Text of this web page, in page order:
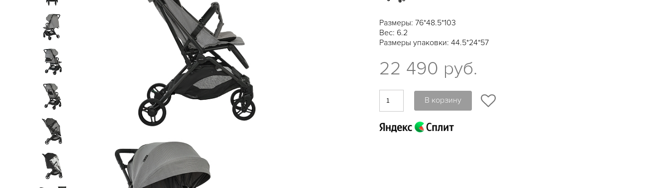
Размеры: 76*48.5*103
Вес: 6.2
Размеры упаковки: 44.5*24*57
22 490 руб.
В корзину